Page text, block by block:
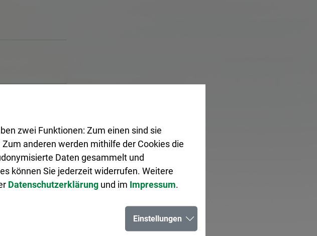
zwei Funktionen: Zum einen sind sie
anderen werden mithilfe der Cookies die
Daten gesammelt und
können Sie jederzeit widerrufen. Weitere
Datenschutzerklärung und im Impressum.
Einstellungen